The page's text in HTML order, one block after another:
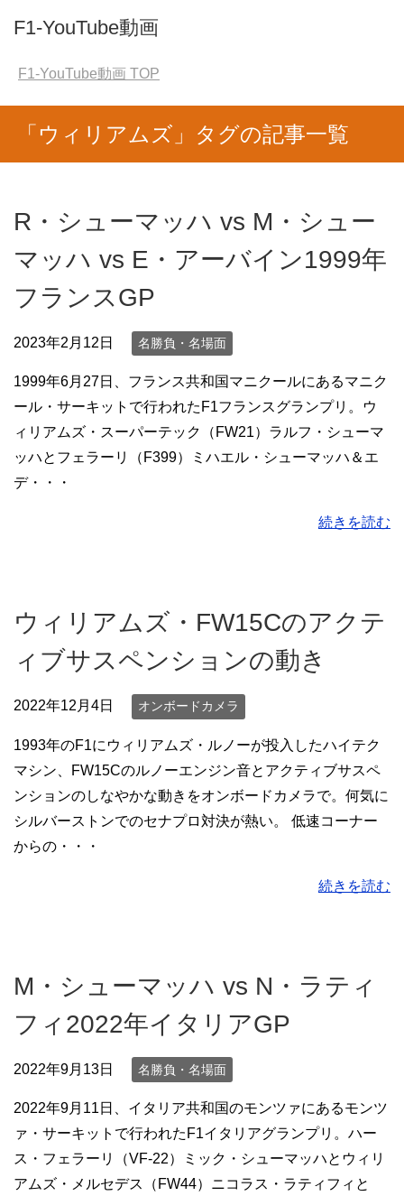
F1-YouTube動画
F1-YouTube動画 TOP
「ウィリアムズ」タグの記事一覧
R・シューマッハ vs M・シュー
マッハ vs E・アーバイン1999年
フランスGP
2023年2月12日 名勝負・名場面
1999年6月27日、フランス共和国マニクールにあるマニク
ール・サーキットで行われたF1フランスグランプリ。ウ
ィリアムズ・スーパーテック（FW21）ラルフ・シューマ
ッハとフェラーリ（F399）ミハエル・シューマッハ＆エ
デ・・・
続きを読む
ウィリアムズ・FW15Cのアクテ
ィブサスペンションの動き
2022年12月4日 オンボードカメラ
1993年のF1にウィリアムズ・ルノーが投入したハイテク
マシン、FW15Cのルノーエンジン音とアクティブサスペ
ンションのしなやかな動きをオンボードカメラで。何気に
シルバーストンでのセナプロ対決が熱い。 低速コーナー
からの・・・
続きを読む
M・シューマッハ vs N・ラティ
フィ2022年イタリアGP
2022年9月13日 名勝負・名場面
2022年9月11日、イタリア共和国のモンツァにあるモンツ
ァ・サーキットで行われたF1イタリアグランプリ。ハー
ス・フェラーリ（VF-22）ミック・シューマッハとウィリ
アムズ・メルセデス（FW44）ニコラス・ラティフィと